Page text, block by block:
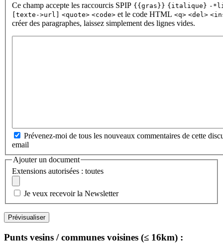
Ce champ accepte les raccourcis SPIP {{gras}} {italique} -
[texte->url] <quote> <code> et le code HTML <q> <del>
créer des paragraphes, laissez simplement des lignes vides.
Prévenez-moi de tous les nouveaux commentaires de cette
email
Ajouter un document
Extensions autorisées : toutes
Je veux recevoir la Newsletter
Punts vesins / communes voisines (≤ 16km) :